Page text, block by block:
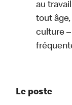
au
tout
culture
Le poste